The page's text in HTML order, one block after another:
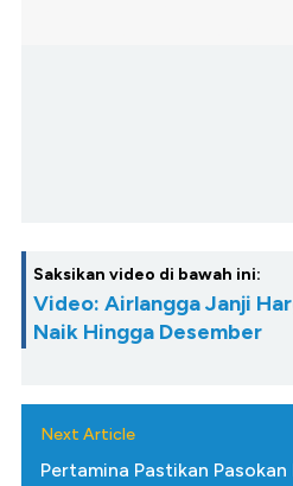
Saksikan video di bawah ini:
Video: Airlangga Janji
Naik Hingga Desember
Next Article
Pertamina Pastikan Pasokan